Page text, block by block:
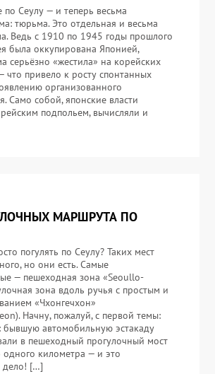
по Сеулу — и теперь весьма
тюрьма. Это отдельная и весьма
Ведь с 1910 по 1945 годы прошлого
была оккупирована Японией,
серьёзно «жестила» на корейских
что привело к росту спонтанных
организованного
Само собой, японские власти
подпольем, вычисляли и
МАРШРУТА ПО
погулять по Сеулу? Таких мест
но они есть. Самые
— пешеходная зона «Seoullo-
зона вдоль ручья с простым и
«Чхонгечхон»
Начну, пожалуй, с первой темы:
бывшую автомобильную эстакаду
в пешеходный прогулочный мост
километра — и это
дело! […]